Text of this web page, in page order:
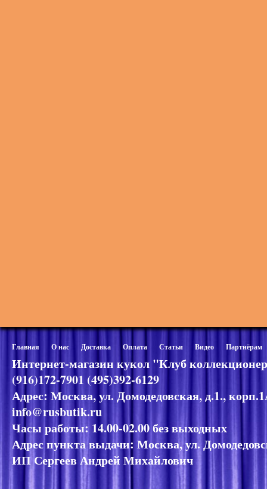
Главная О нас Доставка Оплата Статьи Видео Партнёрам
Интернет-магазин кукол "Клуб
(916)172-7901 (495)392-6129
Адрес: Москва, ул. Домодедовская, д.1.,
info@rusbutik.ru
Часы работы: 14.00-02.00 без выходных
Адрес пункта выдачи: Москва, ул.
ИП Сергеев Андрей Михайлович